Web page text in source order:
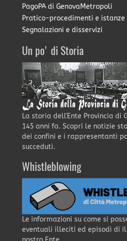
PagoPA di GenovaMetropoli
Pratico-procedimenti e istanze
Segnalazioni e disservizi
Un po' di Storia
La storia dell'Ente Provincia di
145 anni fa. Scopri le notizie
dei confini e i rappresentanti
succeduti.
Whistleblowing
Le informazioni su come si
eventuali illeciti ed episodi di